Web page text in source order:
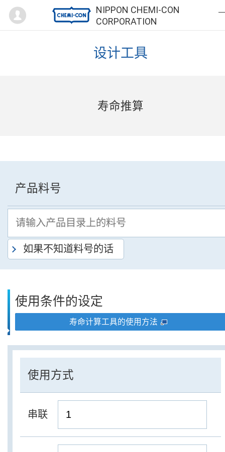
NIPPON CHEMI-CON
CORPORATION
Mypage
设计工具
寿命推算
产品料号
如果不知道料号的话
使用条件的设定
寿命计算工具的使用方法
使用方式
串联